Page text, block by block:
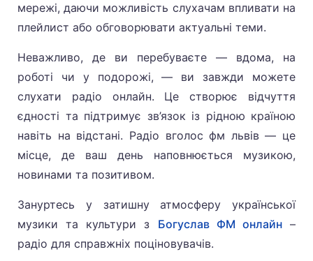
мережі, даючи можливість слухачам впливати на
плейлист або обговорювати актуальні теми.
Неважливо, де ви перебуваєте — вдома, на
роботі чи у подорожі, — ви завжди можете
слухати радіо онлайн. Це створює відчуття
єдності та підтримує зв’язок із рідною країною
навіть на відстані. Радіо вголос фм львів — це
місце, де ваш день наповнюється музикою,
новинами та позитивом.
Зануртесь у затишну атмосферу української
музики та культури з Богуслав ФМ онлайн–
радіо для справжніх поціновувачів.